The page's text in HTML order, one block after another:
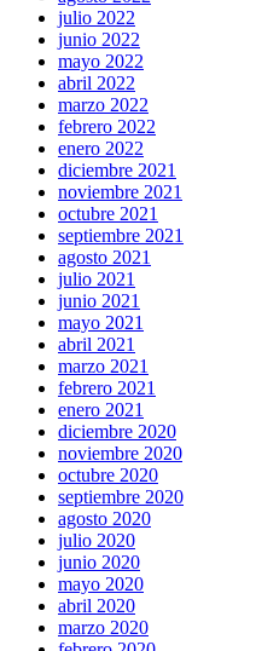
julio 2022
junio 2022
mayo 2022
abril 2022
marzo 2022
febrero 2022
enero 2022
diciembre 2021
noviembre 2021
octubre 2021
septiembre 2021
agosto 2021
julio 2021
junio 2021
mayo 2021
abril 2021
marzo 2021
febrero 2021
enero 2021
diciembre 2020
noviembre 2020
octubre 2020
septiembre 2020
agosto 2020
julio 2020
junio 2020
mayo 2020
abril 2020
marzo 2020